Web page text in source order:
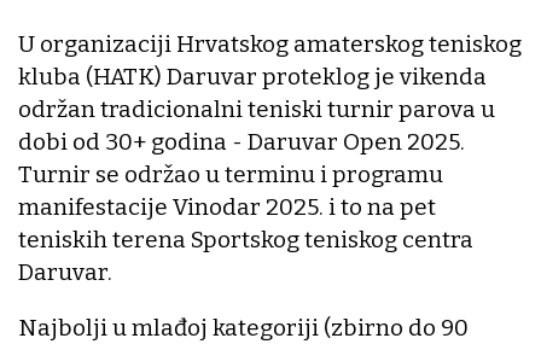
U organizaciji Hrvatskog amaterskog teniskog
kluba (HATK) Daruvar proteklog je vikenda
održan tradicionalni teniski turnir parova u
dobi od 30+ godina - Daruvar Open 2025.
Turnir se održao u terminu i programu
manifestacije Vinodar 2025. i to na pet
teniskih terena Sportskog teniskog centra
Daruvar.
Najbolji u mlađoj kategoriji (zbirno do 90